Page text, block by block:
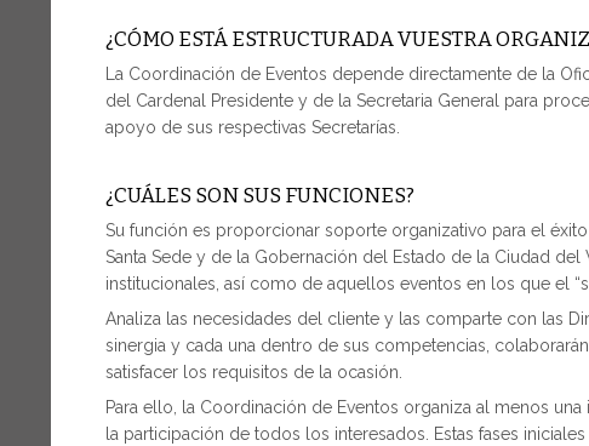
¿CÓMO ESTÁ ESTRUCTURADA VUESTRA
La Coordinación de Eventos depende directamente de la
del Cardenal Presidente y de la Secretaria General para
apoyo de sus respectivas Secretarías.
¿CUÁLES SON SUS FUNCIONES?
Su función es proporcionar soporte organizativo para el
Santa Sede y de la Gobernación del Estado de la Ciudad
institucionales, así como de aquellos eventos en los que el
Analiza las necesidades del cliente y las comparte con las
sinergia y cada una dentro de sus competencias,
satisfacer los requisitos de la ocasión.
Para ello, la Coordinación de Eventos organiza al menos
la participación de todos los interesados. Estas fases